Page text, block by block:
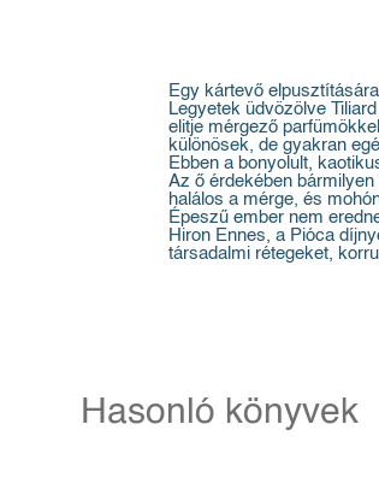
Egy kártevő
Legyetek üdvözölve
elitje mérgező
különösek, de gyakran
Ebben a bonyolult,
Az ő érdekében
halálos a mérge, és
Épeszű ember nem
Hiron Ennes, a Pióca
társadalmi rétegeket,
Hasonló könyvek